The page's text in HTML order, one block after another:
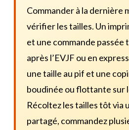
Commander à la dernière
vérifier les tailles. Un
et une commande passée
après l’EVJF ou en
une taille au pif et une
boudinée ou flottante sur
Récoltez les tailles tôt via
partagé, commandez